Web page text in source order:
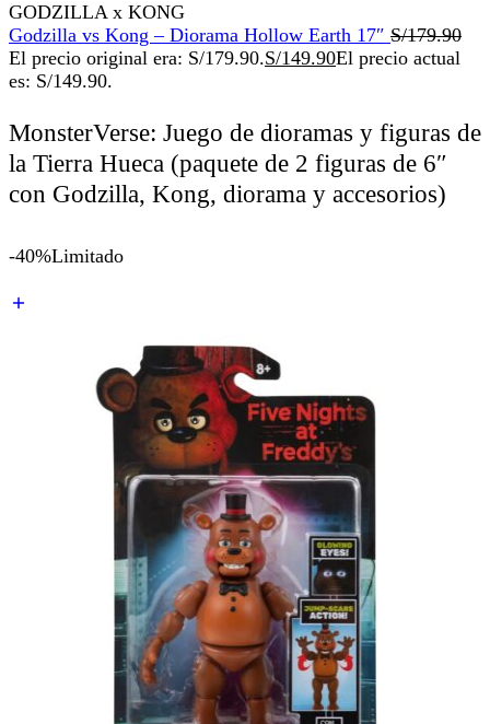
GODZILLA x KONG
Godzilla vs Kong – Diorama Hollow Earth 17″ S/179.90
El precio original era: S/179.90.S/149.90El precio actual
es: S/149.90.
MonsterVerse: Juego de dioramas y figuras de
la Tierra Hueca (paquete de 2 figuras de 6″
con Godzilla, Kong, diorama y accesorios)
-40%Limitado